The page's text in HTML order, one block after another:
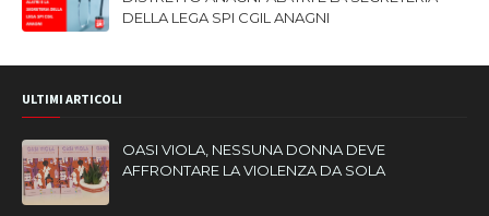
DELLA LEGA SPI CGIL ANAGNI
ULTIMI ARTICOLI
OASI VIOLA, NESSUNA DONNA DEVE
AFFRONTARE LA VIOLENZA DA SOLA